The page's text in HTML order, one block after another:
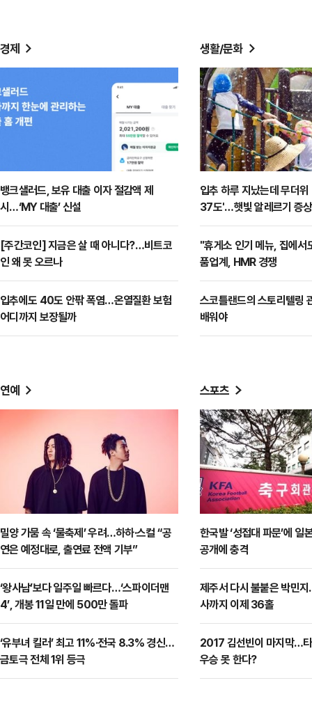
경제
뱅크샐러드, 보유 대출 이자 절감액 제
시…‘MY 대출’ 신설
[주간코인] 지금은 살 때 아니다?…비트코
인 왜 못 오르나
입추에도 40도 안팎 폭염…온열질환 보험
어디까지 보장될까
생활/문화
입추 하루 지났는데 무더
37도'…햇빛 알레르기 증상
는 치료법 [오늘 날씨]
"휴게소 인기 메뉴, 집에
품업계, HMR 경쟁
스코틀랜드의 스토리텔링
배워야
연예
밀양 가뭄 속 ‘물축제’ 우려…하하·스컬 “공
연은 예정대로, 출연료 전액 기부”
‘왕사남’보다 일주일 빠르다…‘스파이더맨
4’, 개봉 11일 만에 500만 돌파
‘유부녀 킬러’ 최고 11%·전국 8.3% 경신…
금토극 전체 1위 등극
스포츠
한국발 ‘성접대 파문’에 일
공개에 충격
제주서 다시 불붙은 박민
사까지 이제 36홀
2017 김선빈이 마지막…
우승 못 한다?